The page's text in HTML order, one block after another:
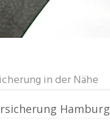
in der Nähe
Hamburg